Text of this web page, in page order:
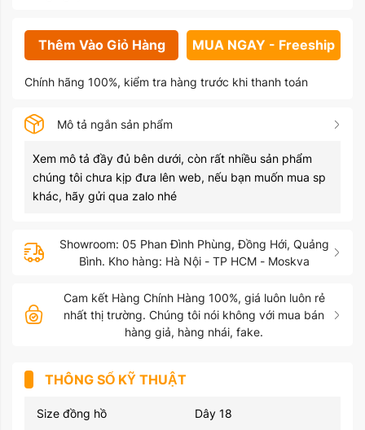
Thêm Vào Giỏ Hàng MUA NGAY - Freeship
Chính hãng 100%, kiểm tra hàng trước khi thanh toán
Mô tả ngắn sản phẩm
Xem mô tả đầy đủ bên dưới, còn rất nhiều sản phẩm
chúng tôi chưa kịp đưa lên web, nếu bạn muốn mua sp
khác, hãy gửi qua zalo nhé
Showroom: 05 Phan Đình Phùng, Đồng Hới, Quảng
Bình. Kho hàng: Hà Nội - TP HCM - Moskva
Cam kết Hàng Chính Hàng 100%, giá luôn luôn rẻ
nhất thị trường. Chúng tôi nói không với mua bán
hàng giả, hàng nhái, fake.
THÔNG SỐ KỸ THUẬT
Size đồng hồ Dây 18